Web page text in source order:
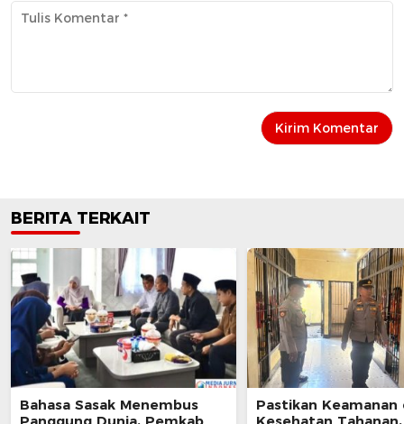
BERITA TERKAIT
Bahasa Sasak Menembus
Pastikan Keamanan